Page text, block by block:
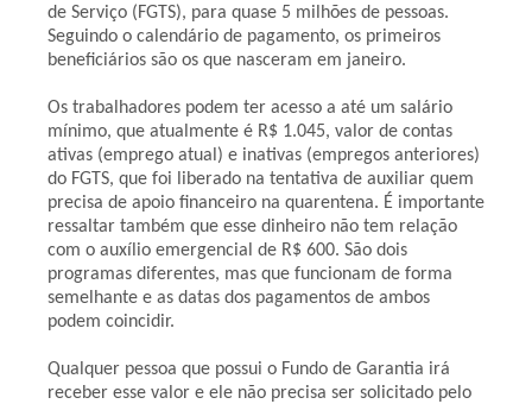
de Serviço (FGTS), para quase 5 milhões de pessoas.
Seguindo o calendário de pagamento, os primeiros
beneficiários são os que nasceram em janeiro.
Os trabalhadores podem ter acesso a até um salário
mínimo, que atualmente é R$ 1.045, valor de contas
ativas (emprego atual) e inativas (empregos anteriores)
do FGTS, que foi liberado na tentativa de auxiliar quem
precisa de apoio financeiro na quarentena. É importante
ressaltar também que esse dinheiro não tem relação
com o auxílio emergencial de R$ 600. São dois
programas diferentes, mas que funcionam de forma
semelhante e as datas dos pagamentos de ambos
podem coincidir.
Qualquer pessoa que possui o Fundo de Garantia irá
receber esse valor e ele não precisa ser solicitado pelo